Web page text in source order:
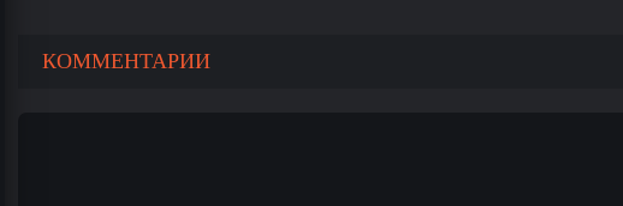
КОММЕНТАРИИ